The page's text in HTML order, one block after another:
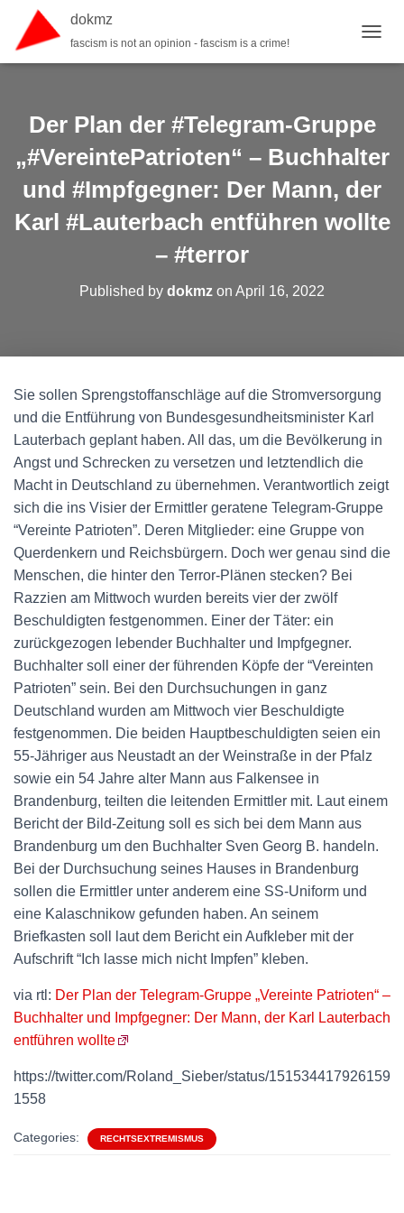
dokmz
fascism is not an opinion - fascism is a crime!
Der Plan der #Telegram-Gruppe
„#VereintePatrioten“ – Buchhalter
und #Impfgegner: Der Mann, der
Karl #Lauterbach entführen wollte
– #terror
Published by dokmz on April 16, 2022
Sie sollen Sprengstoffanschläge auf die Stromversorgung
und die Entführung von Bundesgesundheitsminister Karl
Lauterbach geplant haben. All das, um die Bevölkerung in
Angst und Schrecken zu versetzen und letztendlich die
Macht in Deutschland zu übernehmen. Verantwortlich zeigt
sich die ins Visier der Ermittler geratene Telegram-Gruppe
“Vereinte Patrioten”. Deren Mitglieder: eine Gruppe von
Querdenkern und Reichsbürgern. Doch wer genau sind die
Menschen, die hinter den Terror-Plänen stecken? Bei
Razzien am Mittwoch wurden bereits vier der zwölf
Beschuldigten festgenommen. Einer der Täter: ein
zurückgezogen lebender Buchhalter und Impfgegner.
Buchhalter soll einer der führenden Köpfe der “Vereinten
Patrioten” sein. Bei den Durchsuchungen in ganz
Deutschland wurden am Mittwoch vier Beschuldigte
festgenommen. Die beiden Hauptbeschuldigten seien ein
55-Jähriger aus Neustadt an der Weinstraße in der Pfalz
sowie ein 54 Jahre alter Mann aus Falkensee in
Brandenburg, teilten die leitenden Ermittler mit. Laut einem
Bericht der Bild-Zeitung soll es sich bei dem Mann aus
Brandenburg um den Buchhalter Sven Georg B. handeln.
Bei der Durchsuchung seines Hauses in Brandenburg
sollen die Ermittler unter anderem eine SS-Uniform und
eine Kalaschnikow gefunden haben. An seinem
Briefkasten soll laut dem Bericht ein Aufkleber mit der
Aufschrift “Ich lasse mich nicht Impfen” kleben.
via rtl: Der Plan der Telegram-Gruppe „Vereinte Patrioten“ –
Buchhalter und Impfgegner: Der Mann, der Karl Lauterbach
entführen wollte
https://twitter.com/Roland_Sieber/status/151534417926159
1558
Categories: RECHTSEXTREMISMUS